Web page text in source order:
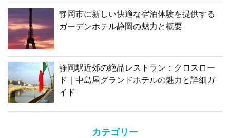
静岡市に新しい快適な宿泊体験を提供する
ガーデンホテル静岡の魅力と概要
静岡駅近郊の絶品レストラン：クロスロー
ド｜中島屋グランドホテルの魅力と詳細ガ
イド
カテゴリー